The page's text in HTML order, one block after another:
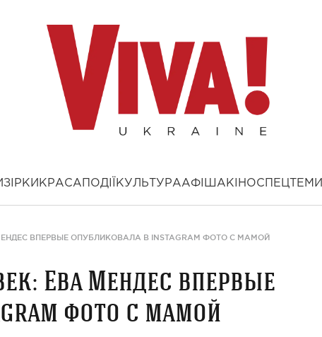
ЗІРКИ КРАСА ПОДІЇ КУЛЬТУРААФІША КІНОСПЕЦТЕМИ
ВПЕРВЫЕ ОПУБЛИКОВАЛА В INSTAGRAM ФОТО С МАМОЙ
Ева Мендес впервые
фото с мамой